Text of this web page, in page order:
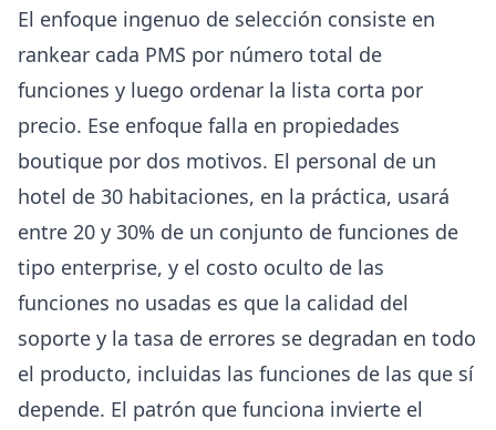
El enfoque ingenuo de selección consiste en
rankear cada PMS por número total de
funciones y luego ordenar la lista corta por
precio. Ese enfoque falla en propiedades
boutique por dos motivos. El personal de un
hotel de 30 habitaciones, en la práctica, usará
entre 20 y 30% de un conjunto de funciones de
tipo enterprise, y el costo oculto de las
funciones no usadas es que la calidad del
soporte y la tasa de errores se degradan en todo
el producto, incluidas las funciones de las que sí
depende. El patrón que funciona invierte el